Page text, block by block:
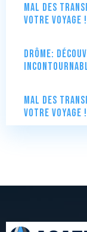
Mal des
votre voyage !
Drôme:
Mal des
votre voyage !